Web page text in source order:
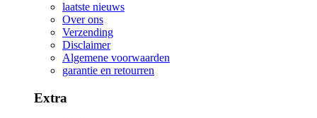
laatste nieuws
Over ons
Verzending
Disclaimer
Algemene voorwaarden
garantie en retourren
Extra